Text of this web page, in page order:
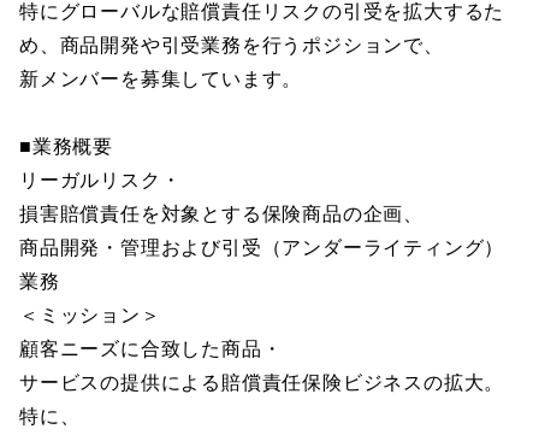
特にグローバルな賠償責任リスクの引受を拡大するた
め、商品開発や引受業務を行うポジションで、
新メンバーを募集しています。
■業務概要
リーガルリスク・
損害賠償責任を対象とする保険商品の企画、
商品開発・管理および引受（アンダーライティング）
業務
＜ミッション＞
顧客ニーズに合致した商品・
サービスの提供による賠償責任保険ビジネスの拡大。
特に、